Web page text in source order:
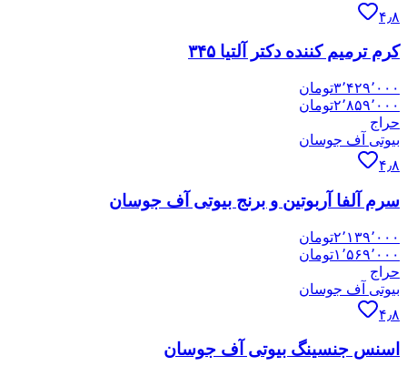
۴٫۸
کرم ترمیم کننده دکتر آلتیا ۳۴۵
۳٬۴۲۹٬۰۰۰تومان
۲٬۸۵۹٬۰۰۰تومان
حراج
بیوتی آف جوسان
۴٫۸
سرم آلفا آربوتین و برنج بیوتی آف جوسان
۲٬۱۳۹٬۰۰۰تومان
۱٬۵۶۹٬۰۰۰تومان
حراج
بیوتی آف جوسان
۴٫۸
اسنس جنسینگ بیوتی آف جوسان